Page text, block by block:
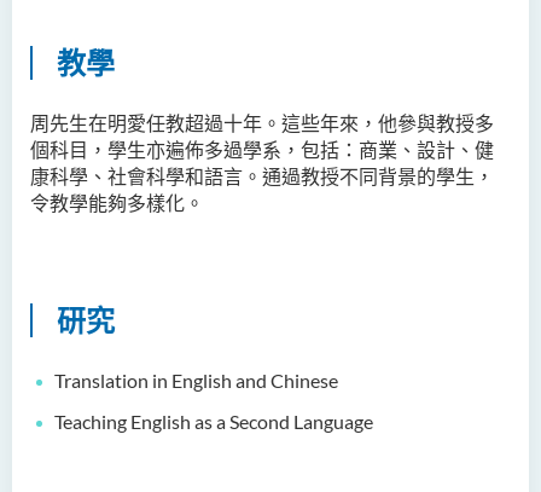
教學
周先生在明愛任教超過十年。這些年來，他參與教授多
個科目，學生亦遍佈多過學系，包括：商業、設計、健
康科學、社會科學和語言。通過教授不同背景的學生，
令教學能夠多樣化。
研究
Translation in English and Chinese
Teaching English as a Second Language
人文及語言學院通訊
聖方濟各人文科技獎 2025